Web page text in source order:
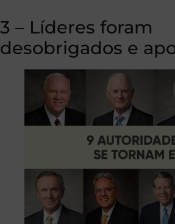
3 – Líderes foram
desobrigados e